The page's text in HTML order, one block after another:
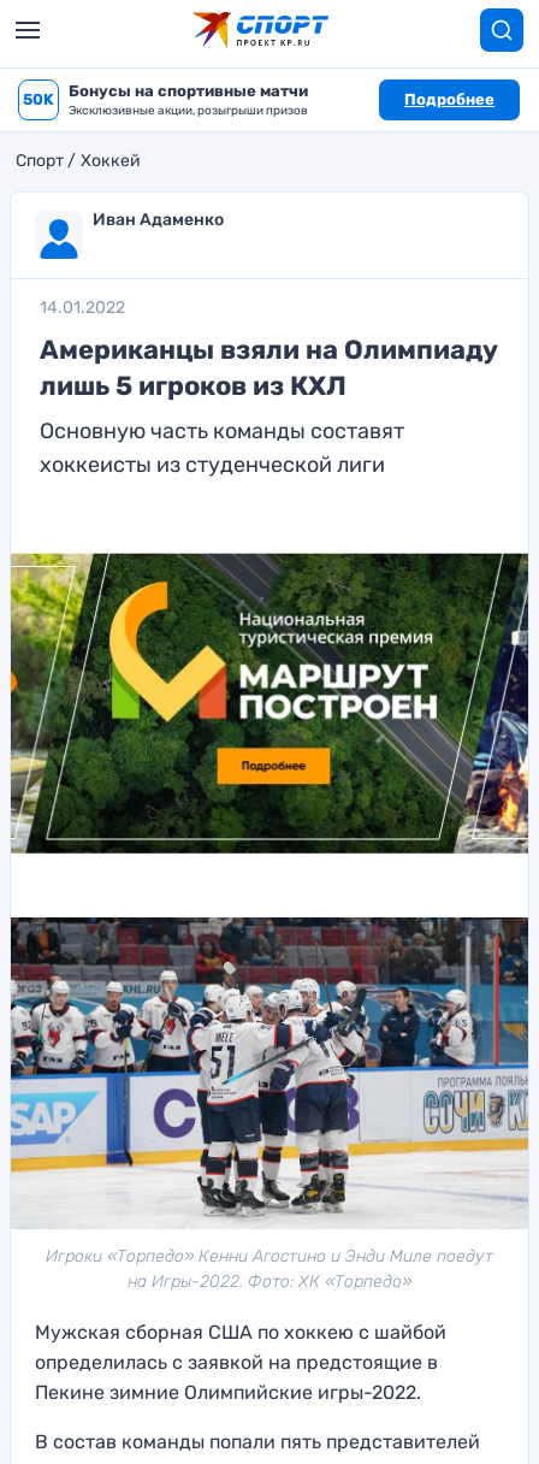
50K Бонусы на спортивные матчи
Эксклюзивные акции, розыгрыши призов
Подробнее
Спорт Хоккей
Иван Адаменко
14.01.2022
Американцы взяли на Олимпиаду
лишь 5 игроков из КХЛ
Основную часть команды составят
хоккеисты из студенческой лиги
Игроки «Торпедо» Кенни Агостино и Энди Миле поедут
на Игры-2022. Фото: ХК «Торпедо»
Мужская сборная США по хоккею с шайбой
определилась с заявкой на предстоящие в
Пекине зимние Олимпийские игры-2022.
В состав команды попали пять представителей